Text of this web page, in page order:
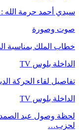
سيدي أحمد حرمة الله
صوت وصورة
خطاب الملك بمناسبة الذكرى 27
الداخلة بلوس TV
تفاصيل لقاء الحركة
الداخلة بلوس TV
لحظة وصول عبد الصمد
لحزب…